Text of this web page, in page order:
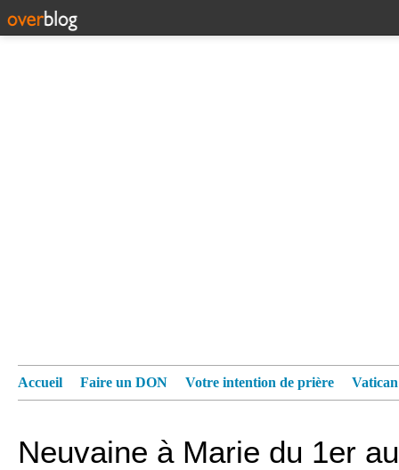
Accueil Faire un DON Votre intention de prière
Neuvaine à Marie du 1er